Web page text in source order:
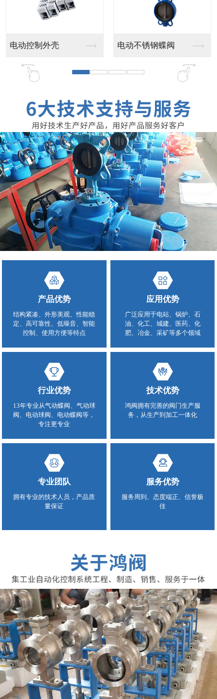
气动V型法兰调节球阀 气动PPH球阀
产品优势
结构紧凑、外形美观、性能稳
定、高可靠性、低噪音、智能
控制、使用方便等特点
应用优势
广泛应用于电站、锅炉、石
油、化工、城建、医药、化
肥、冶金、采矿等多个领域
行业优势
13年专业从气动蝶阀、气动球
阀、电动球阀、电动蝶阀等，
专注更专业
技术优势
鸿阀拥有完善的阀门生产服
务，从生产到加工一体化
专业团队
拥有专业的技术人员，产品质
量保证
服务优势
服务周到、态度端正、信誉极
佳